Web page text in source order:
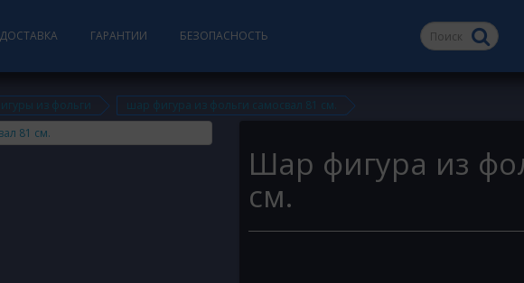
ДОСТАВКА ГАРАНТИИ БЕЗОПАСНОСТЬ
из фольги шар фигура из фольги самосвал 81 см.
Шар фигура из
см.